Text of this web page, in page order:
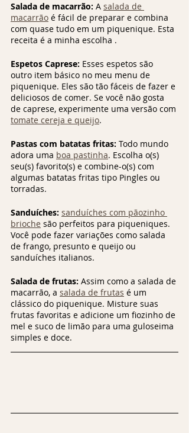
Salada de macarrão: A salada de
macarrão é fácil de preparar e combina
com quase tudo em um piquenique. Esta
receita é a minha escolha .
Espetos Caprese: Esses espetos são
outro item básico no meu menu de
piquenique. Eles são tão fáceis de fazer e
deliciosos de comer. Se você não gosta
de caprese, experimente uma versão com
tomate cereja e queijo.
Pastas com batatas fritas: Todo mundo
adora uma boa pastinha. Escolha o(s)
seu(s) favorito(s) e combine-o(s) com
algumas batatas fritas tipo Pingles ou
torradas.
Sanduíches: sanduíches com pãozinho
brioche são perfeitos para piqueniques.
Você pode fazer variações como salada
de frango, presunto e queijo ou
sanduíches italianos.
Salada de frutas: Assim como a salada de
macarrão, a salada de frutas é um
clássico do piquenique. Misture suas
frutas favoritas e adicione um fiozinho de
mel e suco de limão para uma guloseima
simples e doce.